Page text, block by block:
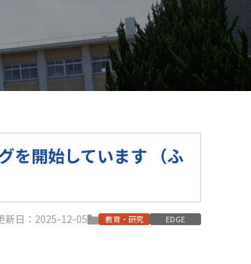
を開始しています （ふ
新日：2025-12-05 教育・研究 EDGE